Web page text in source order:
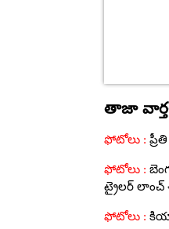
తాజా
ట్రైలర్ లాంచ్